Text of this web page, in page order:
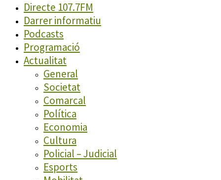
Directe 107.7FM
Darrer informatiu
Podcasts
Programació
Actualitat
General
Societat
Comarcal
Política
Economia
Cultura
Policial – Judicial
Esports